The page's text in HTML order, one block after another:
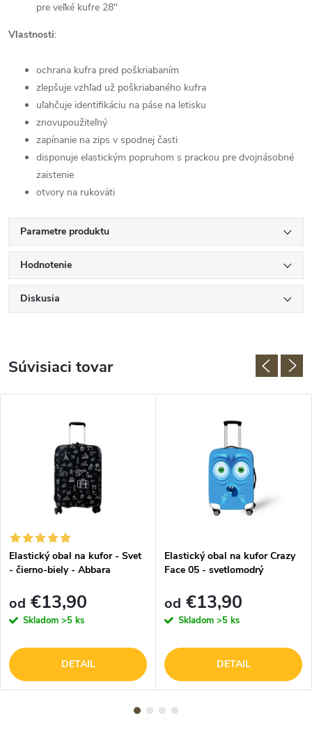
pre veľké kufre 28"
Vlastnosti:
ochrana kufra pred poškriabaním
zlepšuje vzhľad už poškriabaného kufra
uľahčuje identifikáciu na páse na letisku
znovupoužiteľný
zapínanie na zips v spodnej časti
disponuje elastickým popruhom s prackou pre dvojnásobné
zaistenie
otvory na rukoväti
Parametre produktu
Hodnotenie
Diskusia
Súvisiaci tovar
Elastický obal na kufor - Svet
- čierno-biely - Abbara
od €13,90
Skladom >5 ks
DETAIL
Elastický obal na kufor Crazy
Face 05 - svetlomodrý
od €13,90
Skladom >5 ks
DETAIL